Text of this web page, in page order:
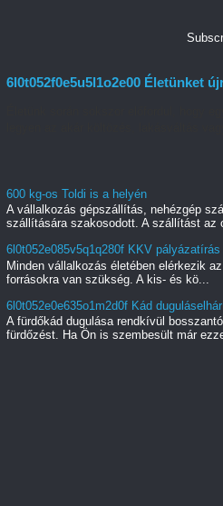
6l0t052f0e5u5l1o2e00 Életünket
600 kg-os Toldi is a helyén
A vállalkozás gépszállítás, nehézgép
szállítására szakosodott. A szállítást az
6l0t052e085v5q1q280f KKV
Minden vállalkozás életében elérkezik
forrásokra van szükség. A kis- és kö...
6l0t052e0e635o1m2d0f Kád
A fürdőkád dugulása rendkívül
fürdőzést. Ha Ön is szembesült már